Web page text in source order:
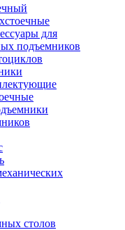
для
подъемников
столов